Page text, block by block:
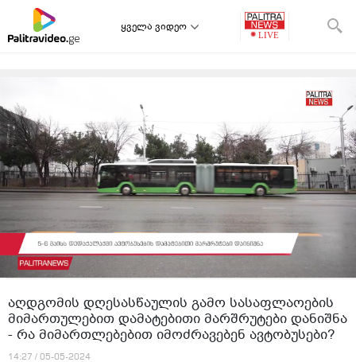
ყველა ვიდეო
აღდგომის დღესასწაულის გამო სასაფლაოების
მიმართულებით დამატებითი მარშრუტები დანიშნა
- რა მიმართლებებით იმოძრავებენ ავტობუსები?
14:27 / 05-05-2024